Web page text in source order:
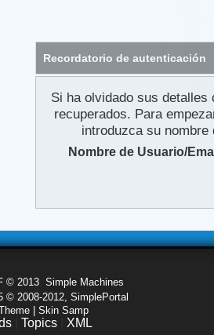
Recordatorio de autenticación
Si ha olvidado sus
recuperados. Para
introduzca su
Nombre de Usuario/
© 2013 Simple Machines
© 2008-2012, SimplePortal
| Skin Samp
Topics XML